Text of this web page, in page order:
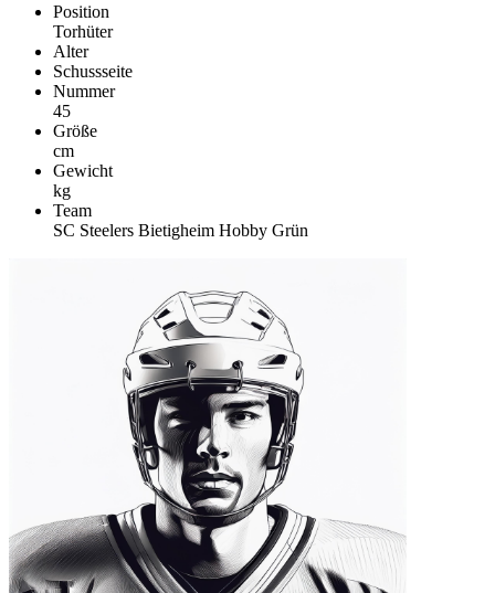
Position
Torhüter
Alter
Schussseite
Nummer
45
Größe
cm
Gewicht
kg
Team
SC Steelers Bietigheim Hobby Grün